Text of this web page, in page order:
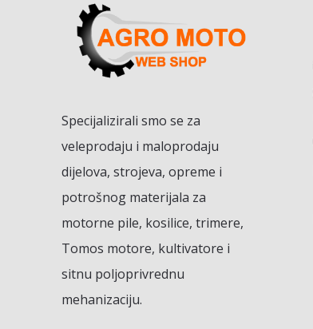
Specijalizirali smo se za
veleprodaju i maloprodaju
dijelova, strojeva, opreme i
potrošnog materijala za
motorne pile, kosilice, trimere,
Tomos motore, kultivatore i
sitnu poljoprivrednu
mehanizaciju.